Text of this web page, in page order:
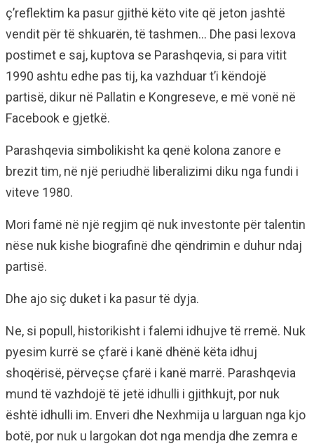
ç’reflektim ka pasur gjithë këto vite që jeton jashtë
vendit për të shkuarën, të tashmen… Dhe pasi lexova
postimet e saj, kuptova se Parashqevia, si para vitit
1990 ashtu edhe pas tij, ka vazhduar t’i këndojë
partisë, dikur në Pallatin e Kongreseve, e më vonë në
Facebook e gjetkë.
Parashqevia simbolikisht ka qenë kolona zanore e
brezit tim, në një periudhë liberalizimi diku nga fundi i
viteve 1980.
Mori famë në një regjim që nuk investonte për talentin
nëse nuk kishe biografinë dhe qëndrimin e duhur ndaj
partisë.
Dhe ajo siç duket i ka pasur të dyja.
Ne, si popull, historikisht i falemi idhujve të rremë. Nuk
pyesim kurrë se çfarë i kanë dhënë këta idhuj
shoqërisë, përveçse çfarë i kanë marrë. Parashqevia
mund të vazhdojë të jetë idhulli i gjithkujt, por nuk
është idhulli im. Enveri dhe Nexhmija u larguan nga kjo
botë, por nuk u largokan dot nga mendja dhe zemra e